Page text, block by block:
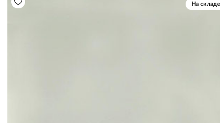
На складе